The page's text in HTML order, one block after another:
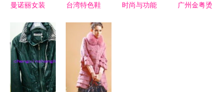
曼诺丽女装
品系列，优
雅与舒适的
完美融合
台湾特色鞋
一场聚焦设
计与商机的
产品专场配
对会
时尚与功能
广州金粤烫